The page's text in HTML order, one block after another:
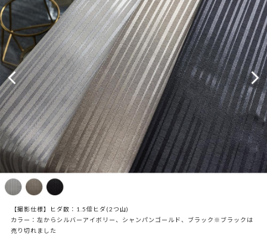
【撮影仕様】ヒダ数：1.5倍ヒダ(2つ山)
カラー：左からシルバーアイボリー、シャンパンゴールド、ブラック※ブラックは
売り切れました